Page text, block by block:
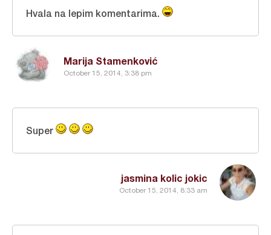
Marija Stamenković
October 15, 2014, 3:38 pm
Hvala na lepim komentarima.
jasmina kolic jokic
October 15, 2014, 8:33 am
Super